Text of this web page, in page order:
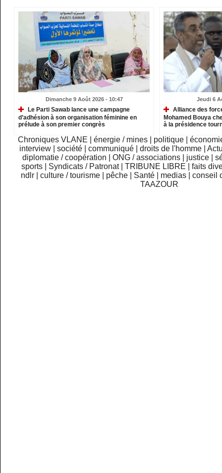
Dimanche 9 Août 2026 - 10:47
Le Parti Sawab lance une campagne
d’adhésion à son organisation féminine en
prélude à son premier congrès
Jeudi 6
Alliance des
Mohamed Bouya
à la présidence
Chroniques VLANE énergie / mines politique
interview
|société |communiqué |droits de l'homme |
diplomatie / coopération
ONG / associations justice
sports
Syndicats / Patronat TRIBUNE LIBRE
faits
ndlr
|culture / tourisme pêche Santé medias |conseil
TAAZOUR